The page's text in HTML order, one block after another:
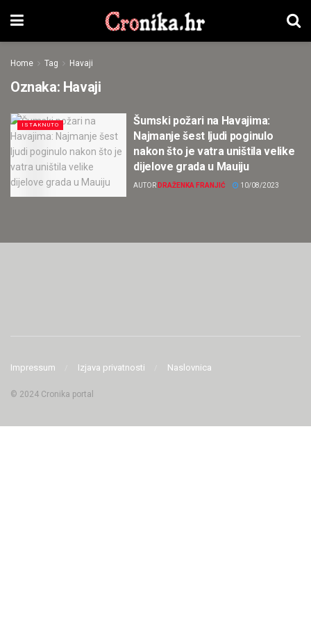
Home Tag Havaji
Oznaka: Havaji
ISTAKNUTO
Šumski požari na Havajima:
Najmanje šest ljudi poginulo
nakon što je vatra uništila velike
dijelove grada u Mauiju
AUTOR DRAŽENKA FRANJIĆ 10/08/2023
Impressum Izjava privatnosti Naslovnica
© 2024 Cronika portal